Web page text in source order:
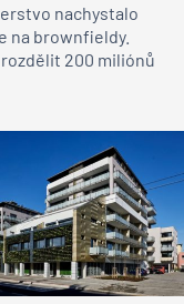
nachystalo
na brownfieldy.
rozdělit 200 miliónů